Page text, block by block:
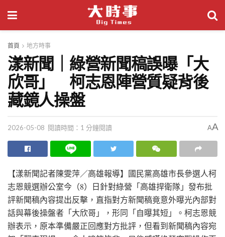
首頁 地方時事
漾新聞｜綠營新聞稿誤曝「大
欣哥」 柯志恩陣營質疑背後
藏鏡人操盤
2026-05-08 閱讀時間：1 分鐘閱讀 AA
【漾新聞記者陳雯萍／高雄報導】國民黨高雄市長參選人柯
志恩競選辦公室今（8）日針對綠營「高雄捍衛隊」發布批
評新聞稿內容提出反擊，直指對方新聞稿竟意外曝光內部對
話與幕後操盤者「大欣哥」，形同「自曝其短」。柯志恩競
辦表示，原本準備嚴正回應對方批評，但看到新聞稿內容宛